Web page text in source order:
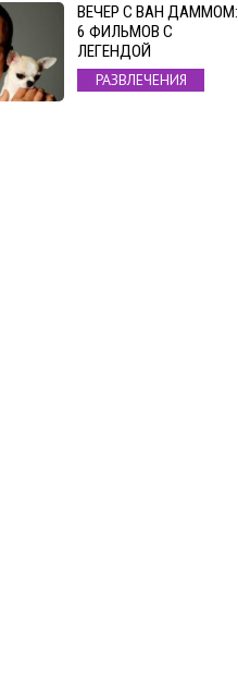
ВЕЧЕР С ВАН ДАММОМ:
6 ФИЛЬМОВ С
ЛЕГЕНДОЙ
РАЗВЛЕЧЕНИЯ